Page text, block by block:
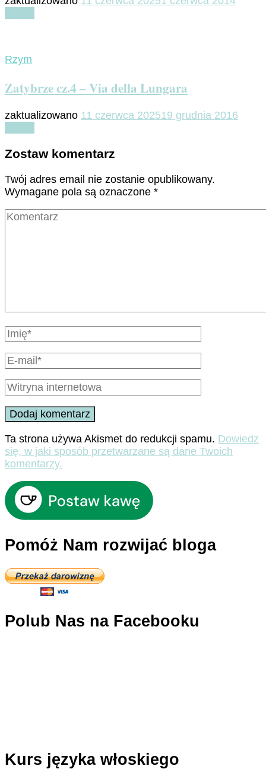
Rzym
Zatybrze cz.4 – Via della Lungara
zaktualizowano 11 czerwca 202519 grudnia 2016
Zostaw komentarz
Twój adres email nie zostanie opublikowany.
Wymagane pola są oznaczone *
Ta strona używa Akismet do redukcji spamu. Dowiedz
się, w jaki sposób przetwarzane są dane Twoich
komentarzy.
Pomóż Nam rozwijać bloga
Polub Nas na Facebooku
Kurs języka włoskiego